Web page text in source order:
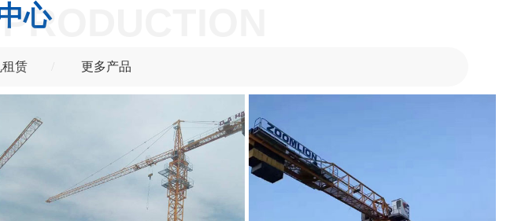
PRODUCTION
心
赁 更多产品